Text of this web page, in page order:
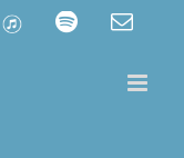
ITunes Spotify